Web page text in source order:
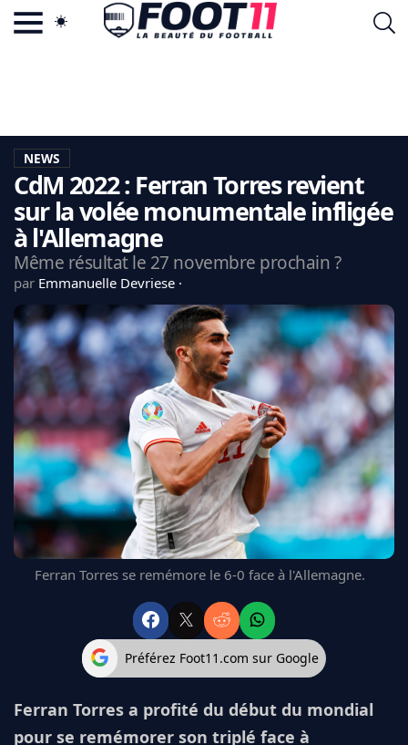
LA CHARTE
VIE PRIVÉE
CGU
CONTACTEZ-NOUS
CDM 2026
EDF
PSG
LIGUE 1
REAL MADRID
FC BARCELONE
MANCHESTER UNITED
CHELSEA
ARSENAL
BAYERN
L'AVIS DE LA RÉDAC'
NEWS
CdM 2022 : Ferran Torres revient
sur la volée monumentale infligée
à l'Allemagne
Même résultat le 27 novembre prochain ?
par Emmanuelle Devriese
Ferran Torres se remémore le 6-0 face à l'Allemagne.
Préférez Foot11.com sur Google
Ferran Torres a profité du début du mondial
pour se remémorer son triplé face à